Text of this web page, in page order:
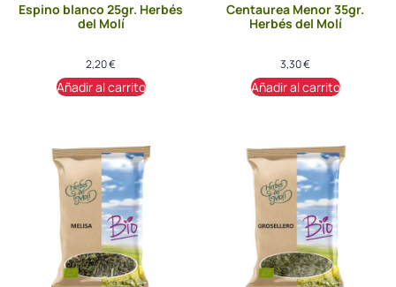
Espino blanco 25gr. Herbés
del Molí
2,20€
Añadir al carrito
Centaurea Menor 35gr.
Herbés del Molí
3,30€
Añadir al carrito